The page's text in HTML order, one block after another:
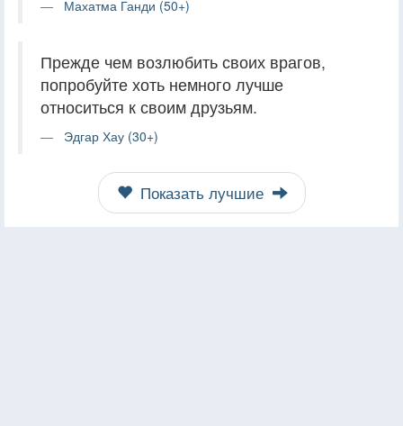
Махатма Ганди (50+)
Прежде чем возлюбить своих врагов,
попробуйте хоть немного лучше
относиться к своим друзьям.
Эдгар Хау (30+)
Показать лучшие